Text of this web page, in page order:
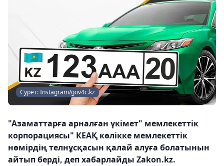
Сурет: Instagram/gov4c.kz
"Азаматтарға арналған үкімет" мемлекеттік
корпорациясы" КЕАҚ көлікке мемлекеттік
нөмірдің телнұсқасын қалай алуға болатынын
айтып берді, деп хабарлайды Zakon.kz.